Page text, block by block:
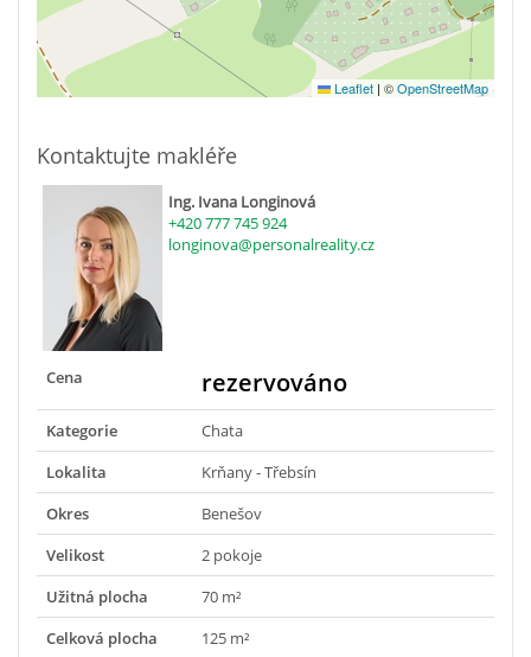
Leaflet | ©OpenStreetMap
Kontaktujte makléře
Ing. Ivana Longinová
+420 777 745 924
longinova@personalreality.cz
Cena rezervováno
Kategorie
Chata
Lokalita
Krňany - Třebsín
Okres
Benešov
Velikost
2 pokoje
Užitná plocha
70 m²
Celková plocha
125 m²